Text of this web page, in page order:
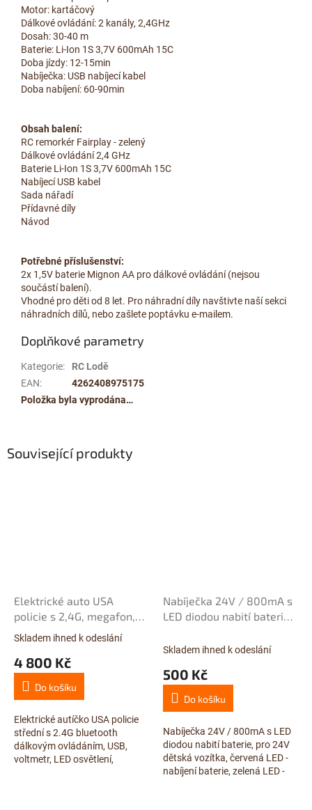
Související produkty
Elektrické auto USA
policie s 2,4G, megafon,
policejní LED a zvukové
Průměrné
produktu
3,2
5
hvězdiček.
Skladem ihned k odeslání
4 800 Kč
Do košíku
Elektrické autíčko USA policie
střední s 2.4G bluetooth
dálkovým ovládáním, USB,
voltmetr, LED osvětlení,
Nabíječka 24V / 800mA s
LED diodou nabití baterie,
Skladem ihned k odeslání
500 Kč
Do košíku
Nabíječka 24V / 800mA s LED
diodou nabití baterie, pro 24V
dětská vozítka, červená LED -
nabíjení baterie, zelená LED -
Motor: kartáčový
Dálkové ovládání: 2 kanály, 2,4GHz
Dosah: 30-40 m
Baterie: Li-Ion 1S 3,7V 600mAh 15C
Doba jízdy: 12-15min
Nabíječka: USB nabíjecí kabel
Doba nabíjení: 60-90min
Obsah balení:
RC remorkér Fairplay - zelený
Dálkové ovládání 2,4 GHz
Baterie Li-Ion 1S 3,7V 600mAh 15C
Nabíjecí USB kabel
Sada nářadí
Přídavné díly
Návod
Potřebné příslušenství:
2x 1,5V baterie Mignon AA pro dálkové ovládání (nejsou
součástí balení).
Vhodné pro děti od 8 let. Pro náhradní díly navštivte naší sekci
náhradních dílů, nebo zašlete poptávku e-mailem.
Doplňkové parametry
Kategorie:
RC Lodě
EAN:
4262408975175
Položka byla vyprodána…